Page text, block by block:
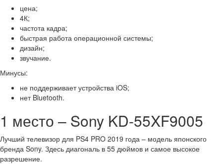
цена;
4К;
частота кадра;
быстрая работа операционной системы;
дизайн;
звучание.
Минусы:
не поддерживает устройства iOS;
нет Bluetooth.
1 место – Sony KD-55XF9005
Лучший телевизор для PS4 PRO 2019 года – модель японского
бренда Sony. Здесь диагональ в 55 дюймов и самое высокое
разрешение.